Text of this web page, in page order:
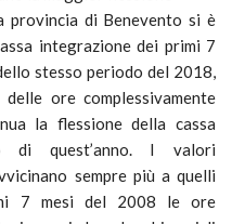
provincia di Benevento si è
integrazione dei primi 7
stesso periodo del 2018,
ore complessivamente
la flessione della cassa
di quest’anno. I valori
sempre più a quelli
7 mesi del 2008 le ore